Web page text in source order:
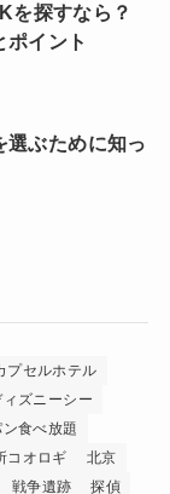
を探すなら？
ポイント
選ぶために知っ
プセルホテル
ィズニーシー
ン食べ放題
コオロギ
北京
戦争遺跡 探偵